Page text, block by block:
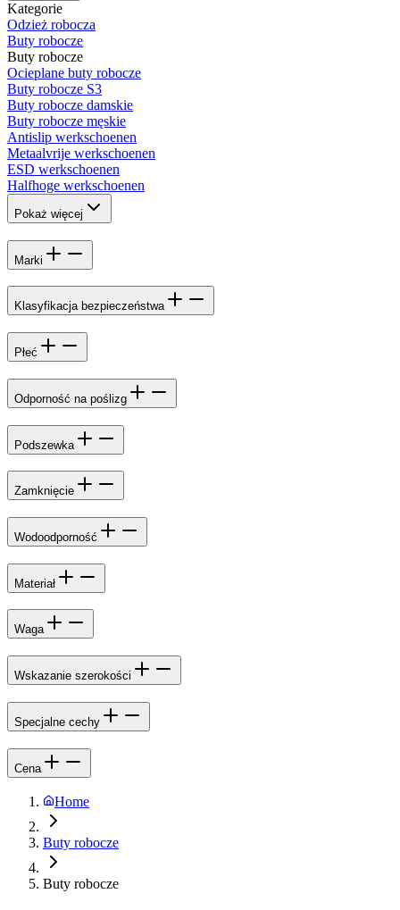
Kategorie
Odzież robocza
Buty robocze
Buty robocze
Ocieplane buty robocze
Buty robocze S3
Buty robocze damskie
Buty robocze męskie
Antislip werkschoenen
Metaalvrije werkschoenen
ESD werkschoenen
Halfhoge werkschoenen
Pokaż więcej
Marki
Klasyfikacja bezpieczeństwa
Płeć
Odporność na poślizg
Podszewka
Zamknięcie
Wodoodporność
Materiał
Waga
Wskazanie szerokości
Specjalne cechy
Cena
Home
Buty robocze
Buty robocze